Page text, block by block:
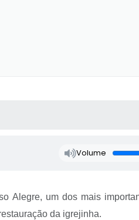
Volume
Alegre, um dos mais
da igrejinha.